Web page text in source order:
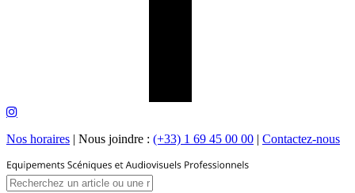
Nos horaires | Nous joindre : (+33) 1 69 45 00 00 | Contactez-nous